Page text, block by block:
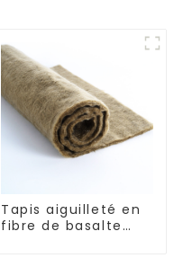
Tapis aiguilleté en
fibre de basalte